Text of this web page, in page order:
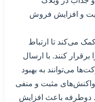
و افزایش فروش
می‌کند تا ارتباط
کنند. با ارسال
می‌توانند به بهبود
مثبت و منفی
دوطرفه باعث افزایش